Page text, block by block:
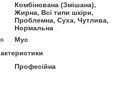
Комбінована (Змішана),
Жирна, Всі типи шкіри,
Проблемна, Суха, Чутлива,
Нормальна
Мус
Професійна